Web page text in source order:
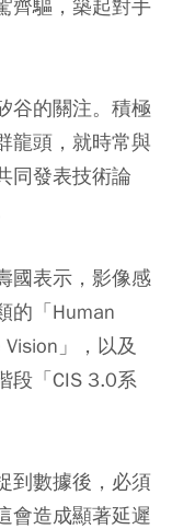
齊驅，築起對手
谷的關注。積極
龍頭，就時常與
同發表技術論
國表示，影像感
的「Human
」，以及
段「CIS 3.0系
到數據後，必須
會造成顯著延遲